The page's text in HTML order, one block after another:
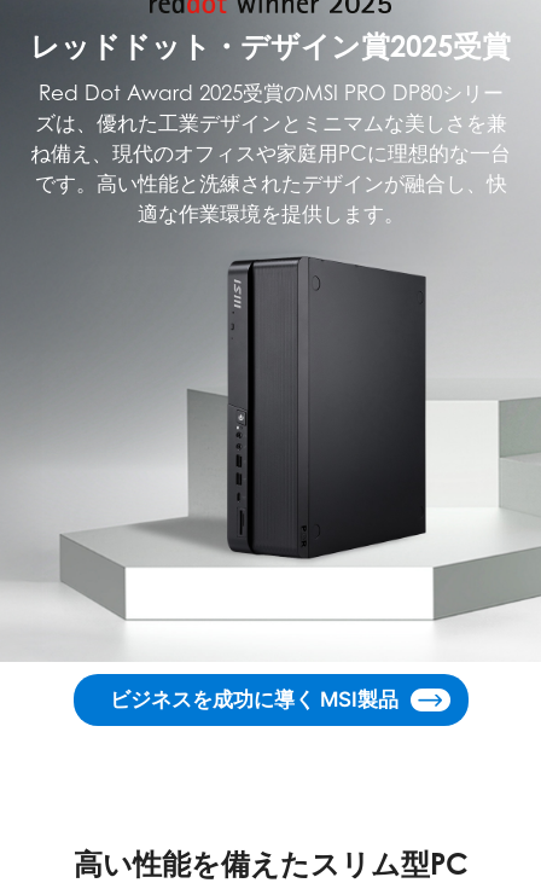
レッドドット・デザイン賞2025受賞
Red Dot Award 2025受賞のMSI PRO DP80シリー
ズは、優れた工業デザインとミニマムな美しさを兼
ね備え、現代のオフィスや家庭用PCに理想的な一台
です。高い性能と洗練されたデザインが融合し、快
適な作業環境を提供します。
ビジネスを成功に導く MSI製品
高い性能を備えたスリム型PC